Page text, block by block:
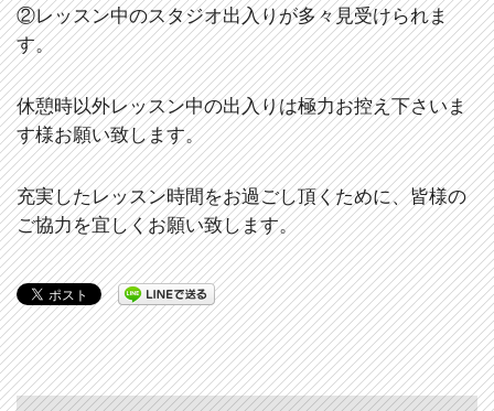
②レッスン中のスタジオ出入りが多々見受けられま
す。
休憩時以外レッスン中の出入りは極力お控え下さいま
す様お願い致します。
充実したレッスン時間をお過ごし頂くために、皆様の
ご協力を宜しくお願い致します。